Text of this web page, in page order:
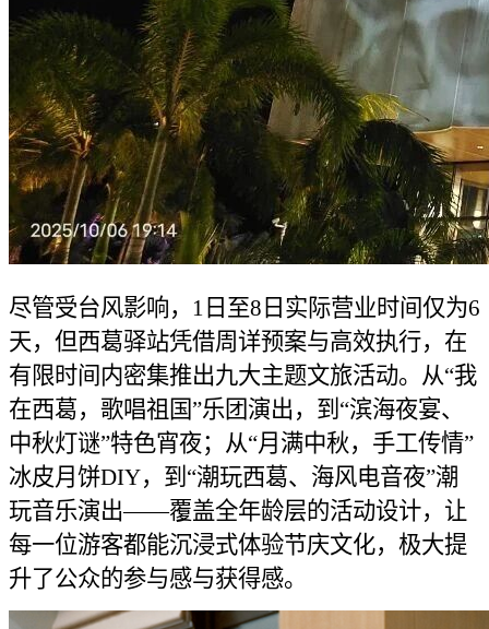
尽管受台风影响，1日至8日实际营业时间仅为6
天，但西葛驿站凭借周详预案与高效执行，在
有限时间内密集推出九大主题文旅活动。从“我
在西葛，歌唱祖国”乐团演出，到“滨海夜宴、
中秋灯谜”特色宵夜；从“月满中秋，手工传情”
冰皮月饼DIY，到“潮玩西葛、海风电音夜”潮
玩音乐演出——覆盖全年龄层的活动设计，让
每一位游客都能沉浸式体验节庆文化，极大提
升了公众的参与感与获得感。